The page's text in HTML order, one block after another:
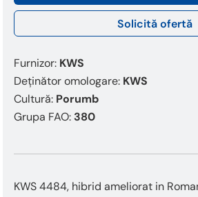
Solicită ofertă
Furnizor: KWS
Deținător omologare: KWS
Cultură: Porumb
Grupa FAO: 380
KWS 4484, hibrid ameliorat in